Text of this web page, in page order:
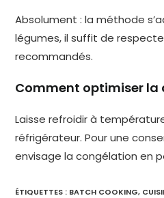
Absolument : la méthode
légumes, il suffit de
recommandés.
Comment optimiser la
Laisse refroidir à
réfrigérateur. Pour une
envisage la congélation en
ÉTIQUETTES : BATCH COOKING,